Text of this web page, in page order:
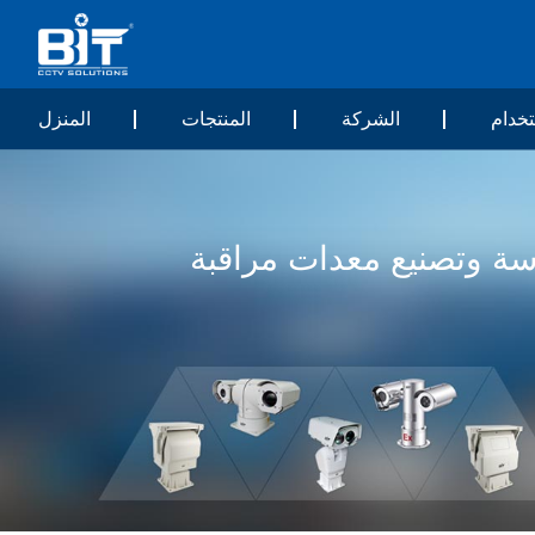
المنزل المنتجات الشركة